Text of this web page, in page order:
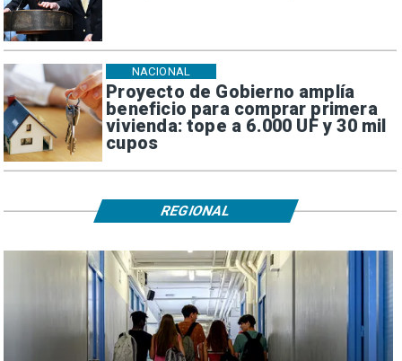
Proyecto de Gobierno amplía
beneficio para comprar primera
vivienda: tope a 6.000 UF y 30 mil
cupos
NACIONAL
REGIONAL